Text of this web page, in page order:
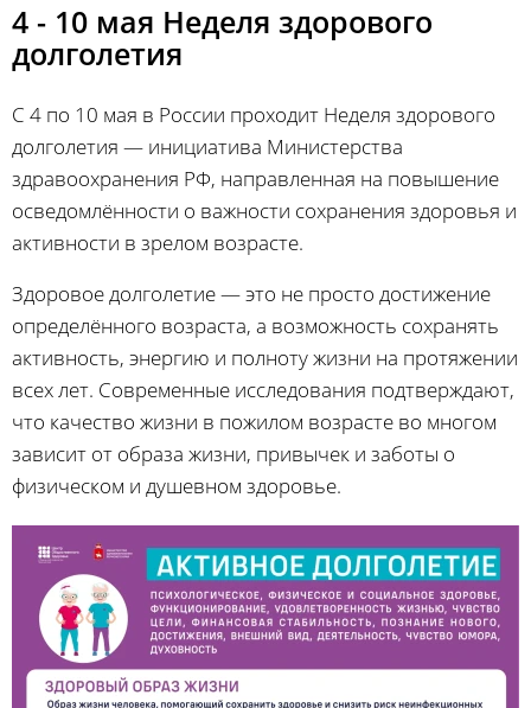
4 - 10 мая Неделя здорового
долголетия
С 4 по 10 мая в России проходит Неделя здорового
долголетия — инициатива Министерства
здравоохранения РФ, направленная на повышение
осведомлённости о важности сохранения здоровья и
активности в зрелом возрасте.
Здоровое долголетие — это не просто достижение
определённого возраста, а возможность сохранять
активность, энергию и полноту жизни на протяжении
всех лет. Современные исследования подтверждают,
что качество жизни в пожилом возрасте во многом
зависит от образа жизни, привычек и заботы о
физическом и душевном здоровье.